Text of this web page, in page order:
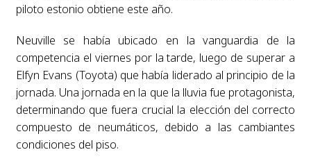
piloto estonio obtiene este año.
Neuville se había ubicado en la vanguardia de la
competencia el viernes por la tarde, luego de superar a
Elfyn Evans (Toyota) que había liderado al principio de la
jornada. Una jornada en la que la lluvia fue protagonista,
determinando que fuera crucial la elección del correcto
compuesto de neumáticos, debido a las cambiantes
condiciones del piso.